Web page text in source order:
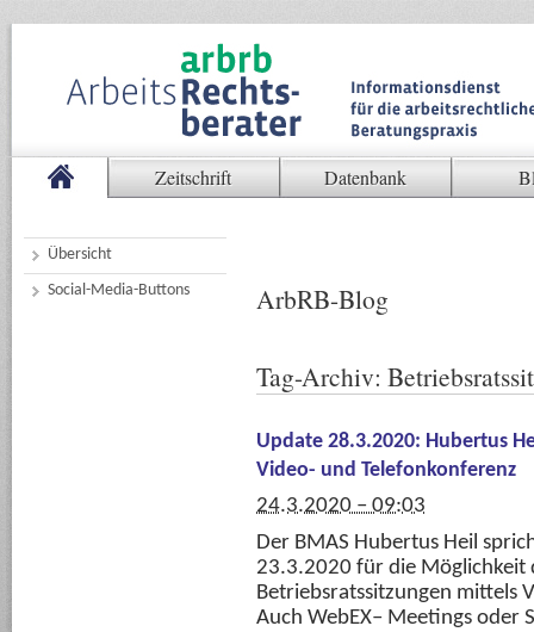
Zeitschrift Datenbank
Übersicht
Social-Media-Buttons
ArbRB-Blog
Tag-Archiv:
Update 28.3.2020: Hubertus
Video- und Telefonkonferenz
24.3.2020 – 09:03
Der BMAS Hubertus Heil
23.3.2020 für die Möglichkeit
Betriebsratssitzungen mittels
Auch WebEX– Meetings oder